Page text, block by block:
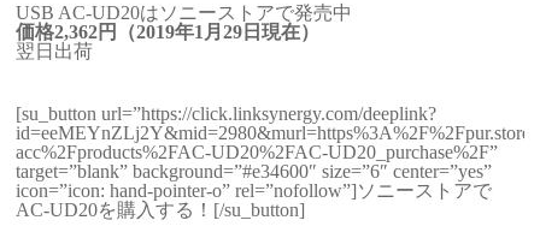
USB AC-UD20はソニーストアで発売中
価格2,362円（2019年1月29日現在）
翌日出荷
[su_button url=”https://click.linksynergy.com/deeplink?
acc%2Fproducts%2FAC-UD20%2FAC-UD20_purchase%2F”
target=”blank” background=”#e34600″ size=”6″ center=”yes”
icon=”icon: hand-pointer-o” rel=”nofollow”]ソニーストアで
AC-UD20を購入する！[/su_button]